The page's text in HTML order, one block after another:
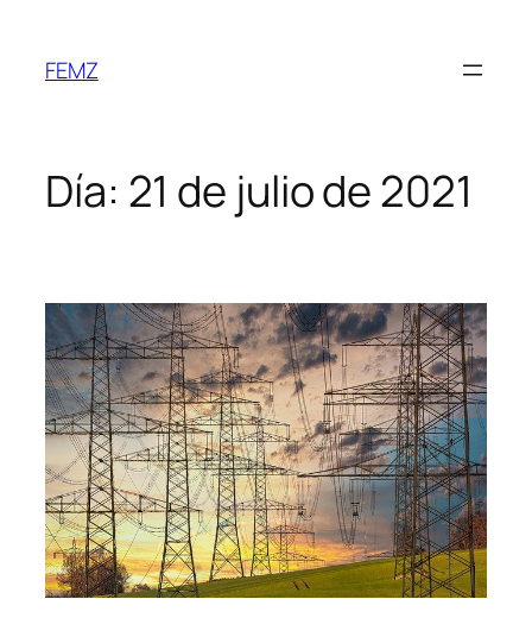
FEMZ
Día: 21 de julio de 2021